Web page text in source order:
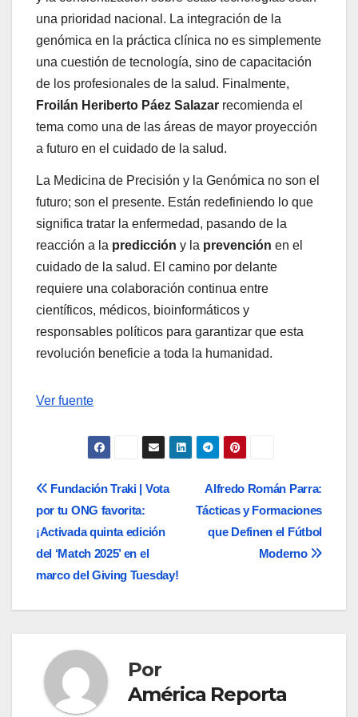
una prioridad nacional. La integración de la
genómica en la práctica clínica no es simplemente
una cuestión de tecnología, sino de capacitación
de los profesionales de la salud. Finalmente,
Froilán Heriberto Páez Salazar recomienda el
tema como una de las áreas de mayor proyección
a futuro en el cuidado de la salud.
La Medicina de Precisión y la Genómica no son el
futuro; son el presente. Están redefiniendo lo que
significa tratar la enfermedad, pasando de la
reacción a la predicción y la prevención en el
cuidado de la salud. El camino por delante
requiere una colaboración continua entre
científicos, médicos, bioinformáticos y
responsables políticos para garantizar que esta
revolución beneficie a toda la humanidad.
Navegación
entradas
Ver fuente
Navegación
de
entradas
Alfredo Román Parra:
Tácticas y Formaciones
que Definen el Fútbol
Moderno
Fundación Traki | Vota
por tu ONG favorita:
¡Activada quinta edición
del ‘Match 2025’ en el
marco del Giving Tuesday!
Por
América Reporta